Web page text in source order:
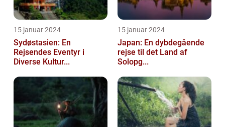
15 januar 2024
Sydøstasien: En
Rejsendes Eventyr i
Diverse Kultur...
15 januar 2024
Japan: En dybdegående
rejse til det Land af
Solopg...